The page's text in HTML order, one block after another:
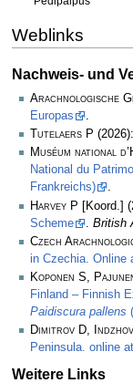
Weblinks
Nachweis- und
Arachnologische
Europas
Tutelaers P (2026):
Muséum national
National du
Frankreichs)
.
Harvey P [Koord.]
Scheme
British
Czech
in Czechia. Online
Koponen S,
Finland – Finnish
Paidiscura pallens
Dimitrov D,
Peninsula. online
Weitere Links